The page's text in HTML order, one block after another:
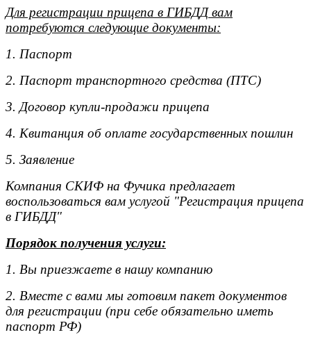
Для регистрации прицепа в ГИБДД вам
потребуются следующие документы:
1. Паспорт
2. Паспорт транспортного средства (ПТС)
3. Договор купли-продажи прицепа
4. Квитанция об оплате государственных пошлин
5. Заявление
Компания СКИФ на Фучика предлагает
воспользоваться вам услугой "Регистрация прицепа
в ГИБДД"
Порядок получения услуги:
1. Вы приезжаете в нашу компанию
2. Вместе с вами мы готовим пакет документов
для регистрации (при себе обязательно иметь
паспорт РФ)